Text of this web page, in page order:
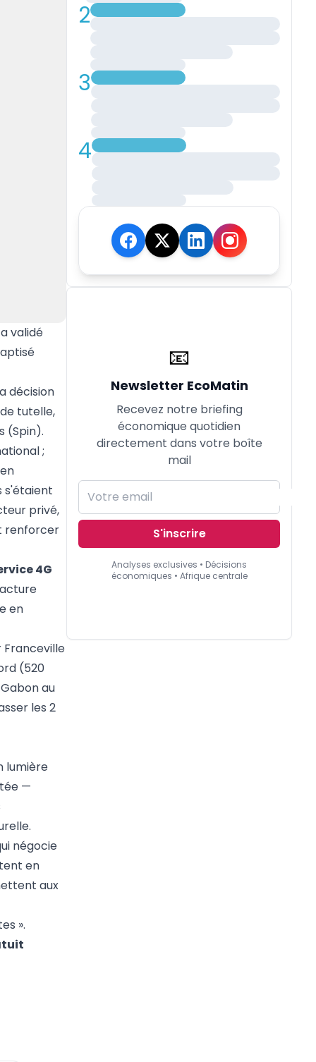
validé
décision
tutelle,
(Spin).
;
s'étaient
privé,
renforcer
4G
en
Franceville
(520
au
les 2
lumière
—
négocie
en
aux
».
2
3
4
📧
Newsletter EcoMatin
Recevez notre briefing
économique quotidien
directement dans votre boîte
mail
S'inscrire
Analyses exclusives • Décisions
économiques • Afrique centrale